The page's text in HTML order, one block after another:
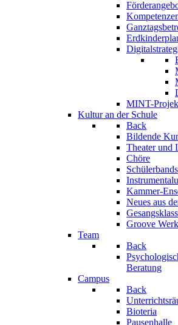
MINT-
Kultur an der Schule
Back
Bildende
Theater und
Chöre
Schülerbands
Kammer-
Neues aus
Groove
Team
Back
Beratung
Campus
Back
Bioteria
Pausenhalle